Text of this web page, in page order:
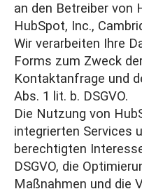
an den Betreiber von
HubSpot, Inc.,
Wir verarbeiten Ihre
Forms zum Zweck
Kontaktanfrage und
Abs. 1 lit. b. DSGVO.
Die Nutzung von
integrierten Services
berechtigten
DSGVO, die
Maßnahmen und die